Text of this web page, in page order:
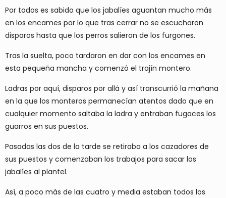
Por todos es sabido que los jabalíes aguantan mucho más
en los encames por lo que tras cerrar no se escucharon
disparos hasta que los perros salieron de los furgones.
Tras la suelta, poco tardaron en dar con los encames en
esta pequeña mancha y comenzó el trajín montero.
Ladras por aquí, disparos por allá y así transcurrió la mañana
en la que los monteros permanecían atentos dado que en
cualquier momento saltaba la ladra y entraban fugaces los
guarros en sus puestos.
Pasadas las dos de la tarde se retiraba a los cazadores de
sus puestos y comenzaban los trabajos para sacar los
jabalíes al plantel.
Así, a poco más de las cuatro y media estaban todos los